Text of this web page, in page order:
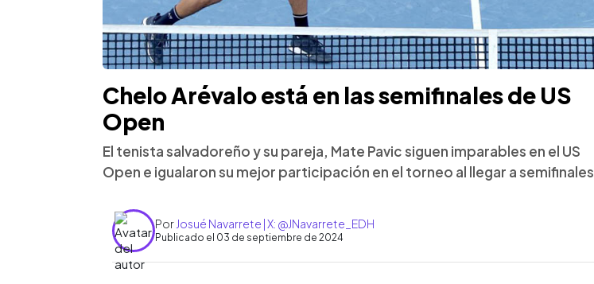
Chelo Arévalo está en las semifinales de US
Open
El tenista salvadoreño y su pareja, Mate Pavic siguen imparables en el US
Open e igualaron su mejor participación en el torneo al llegar a semifinales
Por Josué Navarrete | X: @JNavarrete_EDH
Publicado el 03 de septiembre de 2024